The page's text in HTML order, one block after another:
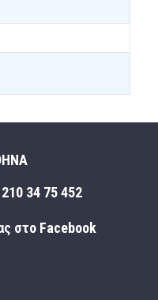
210 34 75 452
στο Facebook